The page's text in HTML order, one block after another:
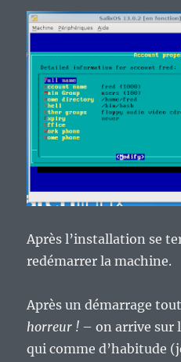
Après l’installation se
redémarrer la machine.
Après un démarrage
horreur ! – on arrive sur
qui comme d’habitude